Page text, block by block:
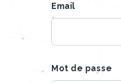
Email
Mot de passe